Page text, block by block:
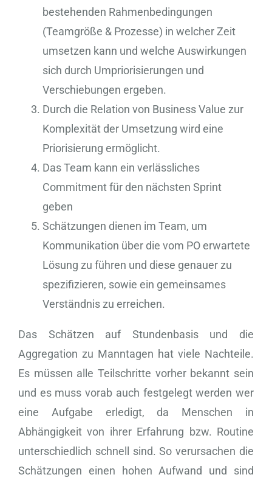
bestehenden Rahmenbedingungen
(Teamgröße & Prozesse) in welcher Zeit
umsetzen kann und welche Auswirkungen
sich durch Umpriorisierungen und
Verschiebungen ergeben.
Durch die Relation von Business Value zur
Komplexität der Umsetzung wird eine
Priorisierung ermöglicht.
Das Team kann ein verlässliches
Commitment für den nächsten Sprint
geben
Schätzungen dienen im Team, um
Kommunikation über die vom PO erwartete
Lösung zu führen und diese genauer zu
spezifizieren, sowie ein gemeinsames
Verständnis zu erreichen.
Das Schätzen auf Stundenbasis und die
Aggregation zu Manntagen hat viele Nachteile.
Es müssen alle Teilschritte vorher bekannt sein
und es muss vorab auch festgelegt werden wer
eine Aufgabe erledigt, da Menschen in
Abhängigkeit von ihrer Erfahrung bzw. Routine
unterschiedlich schnell sind. So verursachen die
Schätzungen einen hohen Aufwand und sind